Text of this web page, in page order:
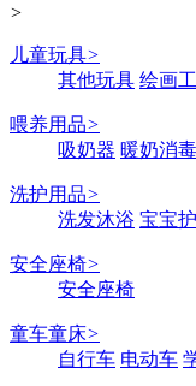
>
儿童玩具>
其他玩具 绘画
喂养用品>
吸奶器 暖奶消毒
洗护用品>
洗发沐浴 宝宝
安全座椅>
安全座椅
童车童床>
自行车 电动车